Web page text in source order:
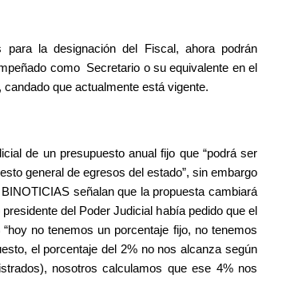
para la designación del Fiscal, ahora podrán
como  Secretario o su equivalente en el
que actualmente está vigente.
de un presupuesto anual fijo que “podrá ser
general de egresos del estado”, sin embargo
señalan que la propuesta cambiará
del Poder Judicial había pedido que el
no tenemos un porcentaje fijo, no tenemos
el porcentaje del 2% no nos alcanza según
nosotros calculamos que ese 4% nos